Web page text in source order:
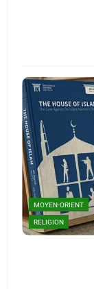
MOYEN-ORIENT
RELIGION